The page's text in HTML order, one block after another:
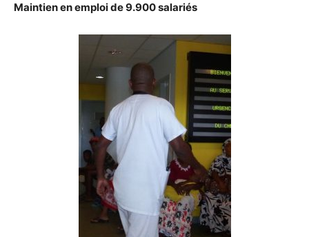
Maintien en emploi de 9.900 salariés